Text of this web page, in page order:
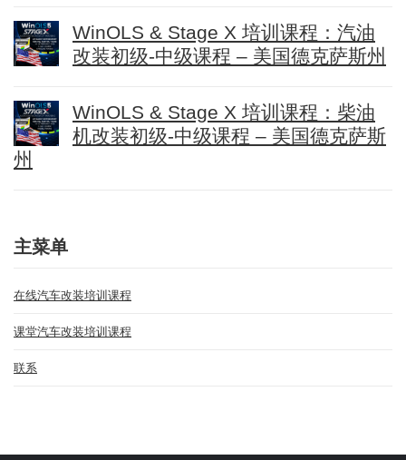
WinOLS & Stage X 培训课程：汽油
改装初级-中级课程 – 美国德克萨斯州
WinOLS & Stage X 培训课程：柴油
机改装初级-中级课程 – 美国德克萨斯
州
主菜单
在线汽车改装培训课程
课堂汽车改装培训课程
联系